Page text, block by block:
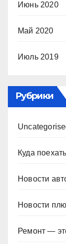
Июнь 2020
Май 2020
Июль 2019
Рубрики
Куда поехать
Новости
Новости
Ремонт —